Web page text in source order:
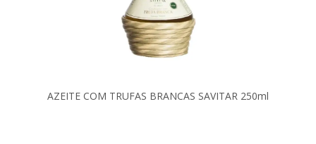
AZEITE COM TRUFAS BRANCAS SAVITAR 250ml